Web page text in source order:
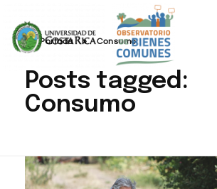
Portada » Consumo
Posts tagged:
Consumo